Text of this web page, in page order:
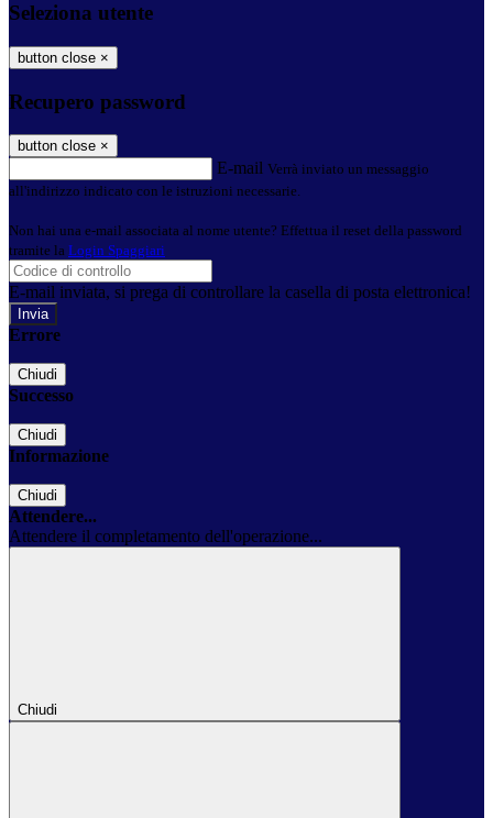
Seleziona utente
button close ×
Recupero password
button close ×
E-mail Verrà inviato un messaggio
all'indirizzo indicato con le istruzioni necessarie.
Non hai una e-mail associata al nome utente? Effettua il reset della password
tramite la Login Spaggiari
E-mail inviata, si prega di controllare la casella di posta elettronica!
Errore
Chiudi
Successo
Chiudi
Informazione
Chiudi
Attendere...
Attendere il completamento dell'operazione...
Chiudi